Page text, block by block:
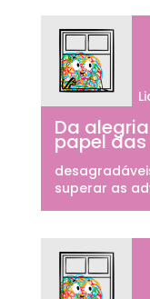
Da
papel
superar as